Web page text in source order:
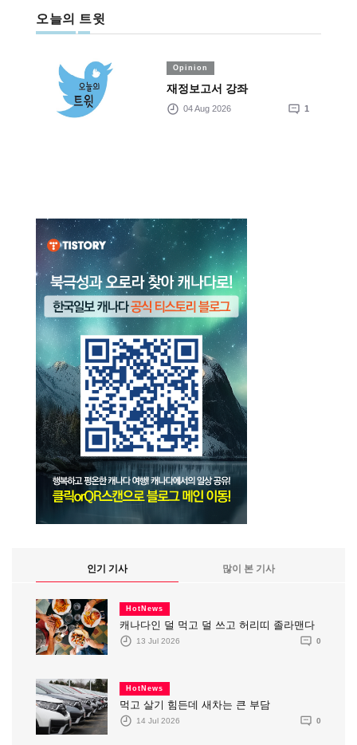
오늘의 트윗
Opinion
재정보고서 강좌
04 Aug 2026 1
인기 기사 많이 본 기사
HotNews
캐나다인 덜 먹고 덜 쓰고 허리띠 졸라맨다
13 Jul 2026 0
HotNews
먹고 살기 힘든데 새차는 큰 부담
14 Jul 2026 0